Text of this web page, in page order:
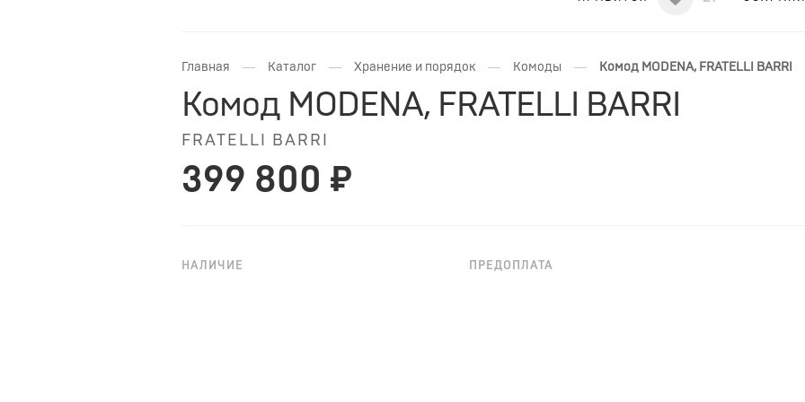
Главная — Каталог — Хранение и порядок — Комоды — Комод MODENA, FRATELLI BARRI
Комод MODENA, FRATELLI BARRI
FRATELLI BARRI
399 800 ₽
НАЛИЧИЕ ПРЕДОПЛАТА